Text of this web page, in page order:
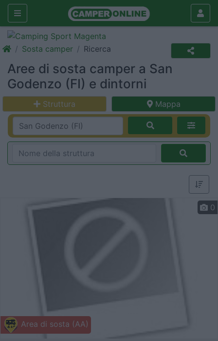
Sosta camper Ricerca
Aree di sosta camper a San
Godenzo (FI) e dintorni
Struttura Mappa
Area di sosta (AA)
0